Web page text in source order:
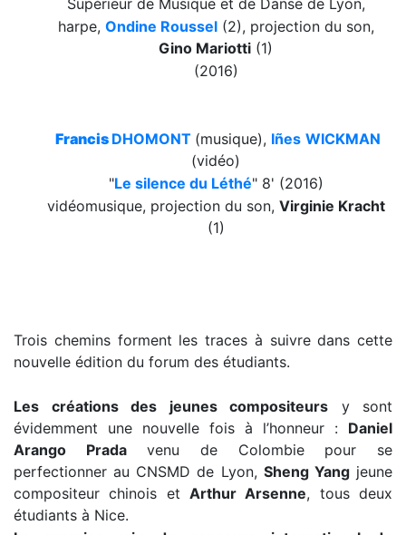
Supérieur de Musique et de Danse de Lyon,
harpe, Ondine Roussel(2), projection du son,
Gino Mariotti (1)
(2016)
Francis DHOMONT (musique), Iñes WICKMAN
(vidéo)
"Le silence du Léthé" 8' (2016)
vidéomusique, projection du son, Virginie Kracht
(1)
Trois chemins forment les traces à suivre dans cette
nouvelle édition du forum des étudiants.
Les créations des jeunes compositeurs y sont
évidemment une nouvelle fois à l’honneur : Daniel
Arango Pradavenu de Colombie pour se
perfectionner au CNSMD de Lyon, Sheng Yangjeune
compositeur chinois et Arthur Arsenne, tous deux
étudiants à Nice.